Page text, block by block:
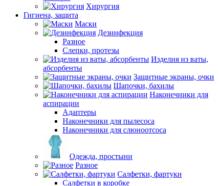
Хирургия
Гигиена, защита
Маски
Дезинфекция
Разное
Слепки, протезы
Изделия из ваты,
абсорбенты
Защитные экраны, очки
Шапочки, бахилы
Наконечники для
аспирации
Адаптеры
Наконечники для пылесоса
Наконечники для слюноотсоса
Одежда, простыни
Разное
Салфетки, фартуки
Салфетки в коробке